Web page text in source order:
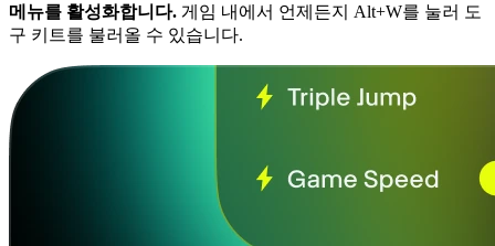
메뉴를 활성화합니다. 게임 내에서 언제든지 Alt+W를 눌러 도
구 키트를 불러올 수 있습니다.